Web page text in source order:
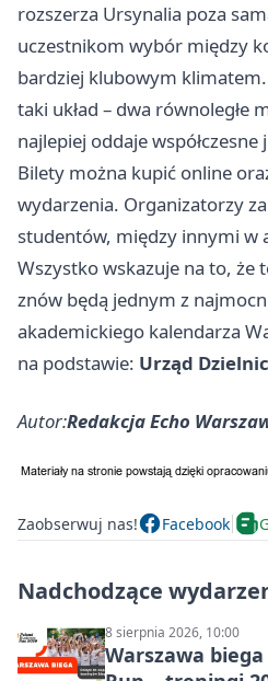
rozszerza Ursynalia poza
uczestnikom wybór między
bardziej klubowym klimatem.
taki układ – dwa równoległe
najlepiej oddaje współczesne
Bilety można kupić online
wydarzenia. Organizatorzy
studentów, między innymi w
Wszystko wskazuje na to, że
znów będą jednym z
akademickiego kalendarza
na podstawie: Urząd
Autor:Redakcja Echo
Zaobserwuj nas! Facebook
Nadchodzące
8 sierpnia 2026, 10:00
Warszawa